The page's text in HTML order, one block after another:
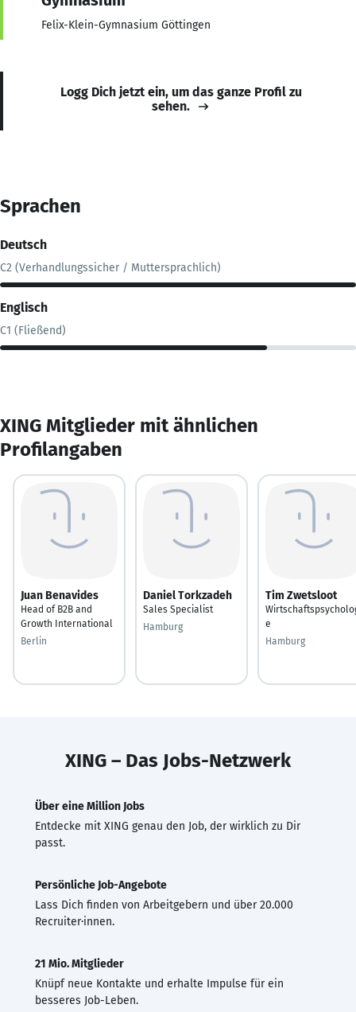
Felix-Klein-Gymnasium Göttingen
Logg Dich jetzt ein, um das ganze Profil zu
sehen.
Sprachen
Deutsch
C2 (Verhandlungssicher / Muttersprachlich)
Englisch
C1 (Fließend)
XING Mitglieder mit ähnlichen
Profilangaben
Juan Benavides
Head of B2B and
Growth International
Berlin
Daniel Torkzadeh
Sales Specialist
Hamburg
Tim Zwetsloot
e
Hamburg
XING – Das Jobs-Netzwerk
Über eine Million Jobs
Entdecke mit XING genau den Job, der wirklich zu Dir
passt.
Persönliche Job-Angebote
Lass Dich finden von Arbeitgebern und über 20.000
Recruiter·innen.
21 Mio. Mitglieder
Knüpf neue Kontakte und erhalte Impulse für ein
besseres Job-Leben.